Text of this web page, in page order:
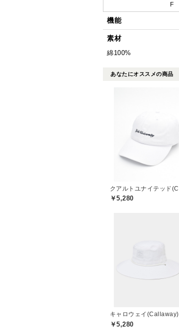
F
機能
素材
綿100%
あなたにオススメの商品
￥5,280
キャロウェイ(Callaway)
￥5,280